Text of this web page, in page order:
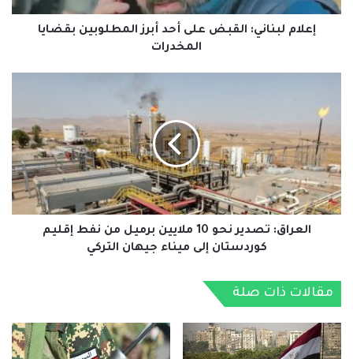
المخدرات
إعلام لبناني: القبض على أحد أبرز المطلوبين بقضايا
المخدرات
نحو
ملايين
برميل
من
نفط
إقليم
كوردستان
جيهان
التركي
العراق: تصدير نحو 10 ملايين برميل من نفط إقليم
كوردستان إلى ميناء جيهان التركي
مقالات ذات صلة